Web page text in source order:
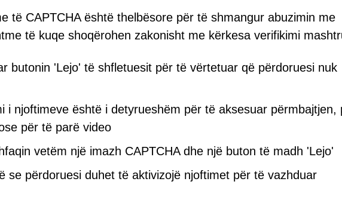
të CAPTCHA është thelbësore për të shmangur abuzimin me
të kuqe shoqërohen zakonisht me kërkesa verifikimi
butonin 'Lejo' të shfletuesit për të vërtetuar që përdoruesi nuk
i njoftimeve është i detyrueshëm për të aksesuar përmbajtjen,
për të parë video
vetëm një imazh CAPTCHA dhe një buton të madh 'Lejo'
se përdoruesi duhet të aktivizojë njoftimet për të vazhduar